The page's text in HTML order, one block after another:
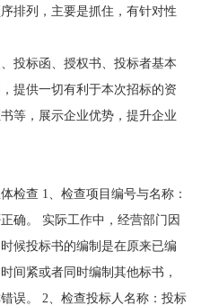
排列，主要是抓住，有针对性
投标函、授权书、投标者基本
提供一切有利于本次招标的资
等，展示企业优势，提升企业
检查 1、检查项目编号与名称：
确。 实际工作中，经营部门因
候投标书的编制是在原来已编
间紧或者同时编制其他标书，
误。 2、检查投标人名称：投标